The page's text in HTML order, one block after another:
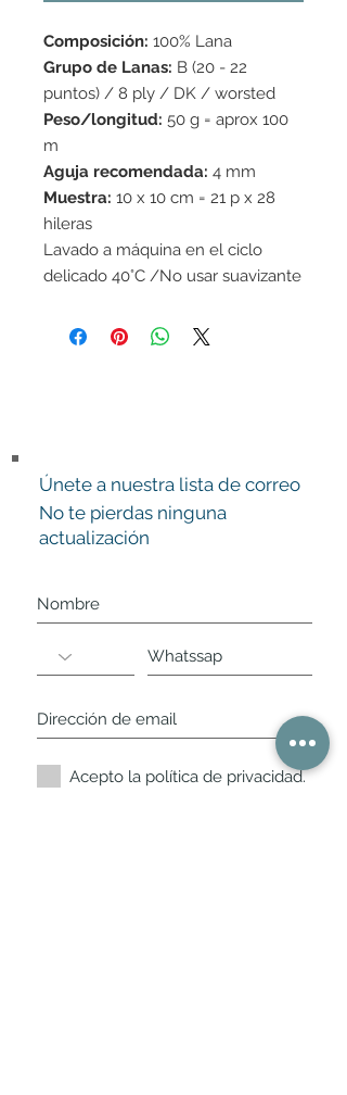
Composición: 100% Lana
Grupo de Lanas: B (20 - 22
puntos) / 8 ply / DK / worsted
Peso/longitud: 50 g = aprox 100
m
Aguja recomendada: 4 mm
Muestra: 10 x 10 cm = 21 p x 28
hileras
Lavado a máquina en el ciclo
delicado 40°C /No usar suavizante
Únete a nuestra lista de correo
No te pierdas ninguna
actualización
Acepto la política de privacidad.